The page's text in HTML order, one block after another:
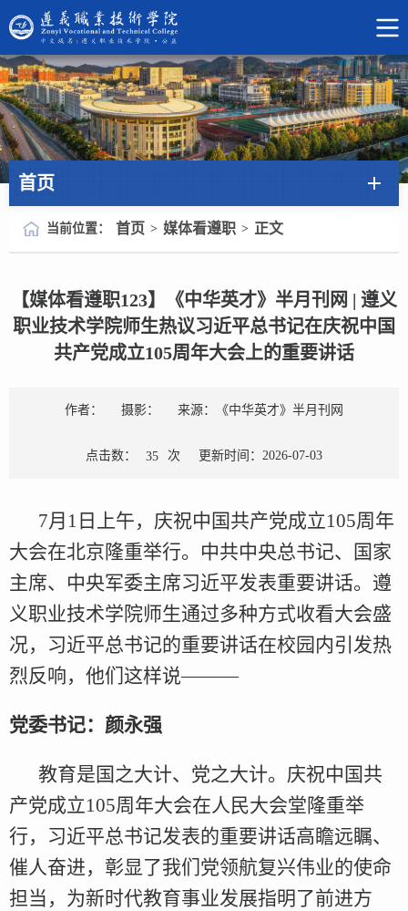
首页
当前位置： 首页 > 媒体看遵职 > 正文
【媒体看遵职123】《中华英才》半月刊网 | 遵义
职业技术学院师生热议习近平总书记在庆祝中国
共产党成立105周年大会上的重要讲话
作者： 摄影： 来源：《中华英才》半月刊网
点击数： 35 次 更新时间：2026-07-03
7月1日上午，庆祝中国共产党成立105周年
大会在北京隆重举行。中共中央总书记、国家
主席、中央军委主席习近平发表重要讲话。遵
义职业技术学院师生通过多种方式收看大会盛
况，习近平总书记的重要讲话在校园内引发热
烈反响，他们这样说———
党委书记：颜永强
教育是国之大计、党之大计。庆祝中国共
产党成立105周年大会在人民大会堂隆重举
行，习近平总书记发表的重要讲话高瞻远瞩、
催人奋进，彰显了我们党领航复兴伟业的使命
担当，为新时代教育事业发展指明了前进方